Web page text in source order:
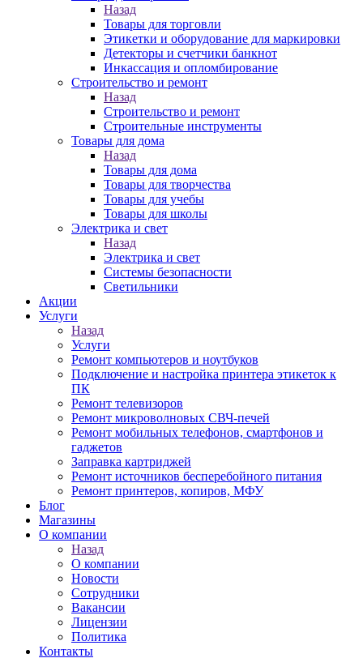
Назад
Товары для торговли
Этикетки и оборудование для маркировки
Детекторы и счетчики банкнот
Инкассация и опломбирование
Строительство и ремонт
Назад
Строительство и ремонт
Строительные инструменты
Товары для дома
Назад
Товары для дома
Товары для творчества
Товары для учебы
Товары для школы
Электрика и свет
Назад
Электрика и свет
Системы безопасности
Светильники
Акции
Услуги
Назад
Услуги
Ремонт компьютеров и ноутбуков
Подключение и настройка принтера этикеток к
ПК
Ремонт телевизоров
Ремонт микроволновых СВЧ-печей
Ремонт мобильных телефонов, смартфонов и
гаджетов
Заправка картриджей
Ремонт источников бесперебойного питания
Ремонт принтеров, копиров, МФУ
Блог
Магазины
О компании
Назад
О компании
Новости
Сотрудники
Вакансии
Лицензии
Политика
Контакты